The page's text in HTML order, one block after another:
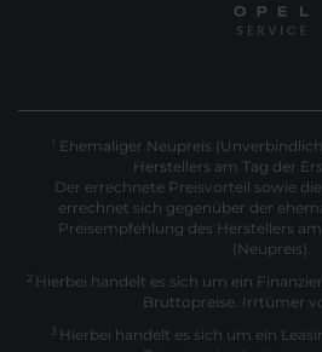
1 Ehemaliger Neupreis
Herstellers am Tag der
Der errechnete Preisvorteil sowie
errechnet sich gegenüber der
Preisempfehlung des Herstellers
(Neupreis).
2 Hierbei handelt es sich um ein
Bruttopreise. Irrtümer
3 Hierbei handelt es sich um ein